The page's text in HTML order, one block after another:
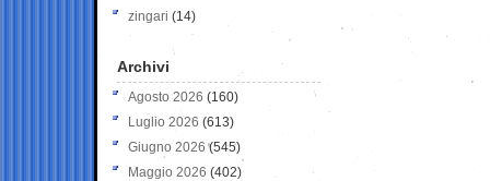
zingari (14)
Archivi
Agosto 2026 (160)
Luglio 2026 (613)
Giugno 2026 (545)
Maggio 2026 (402)